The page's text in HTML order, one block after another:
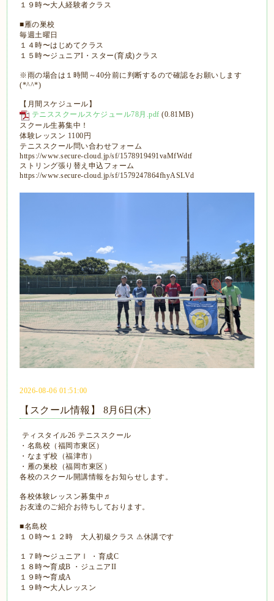
１９時〜大人経験者クラス
■雁の巣校
毎週土曜日
１４時〜はじめてクラス
１５時〜ジュニアI・スター(育成)クラス
※雨の場合は１時間～40分前に判断するので確認をお願いします
(*^^*)
【月間スケジュール】
テニススクールスケジュール78月.pdf (0.81MB)
スクール生募集中！
体験レッスン 1100円
テニススクール問い合わせフォーム
https://www.secure-cloud.jp/sf/1578919491vaMfWdtf
ストリング張り替え申込フォーム
https://www.secure-cloud.jp/sf/1579247864fhyASLVd
2026-08-06 01:51:00
【スクール情報】 8月6日(木)
ティスタイル26 テニススクール
・名島校（福岡市東区）
・なまず校（福津市）
・雁の巣校（福岡市東区）
各校のスクール開講情報をお知らせします。
各校体験レッスン募集中♬
お友達のご紹介お待ちしております。
■名島校
１０時〜１２時 大人初級クラス ⚠休講です
１７時〜ジュニアⅠ ・育成C
１８時〜育成B ・ジュニアII
１９時〜育成A
１９時〜大人レッスン